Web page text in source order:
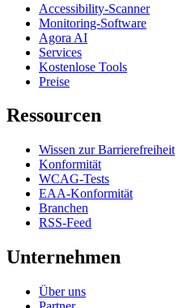
Accessibility-Scanner
Monitoring-Software
Agora AI
Services
Kostenlose Tools
Preise
Ressourcen
Wissen zur Barrierefreiheit
Konformität
WCAG-Tests
EAA-Konformität
Branchen
RSS-Feed
Unternehmen
Über uns